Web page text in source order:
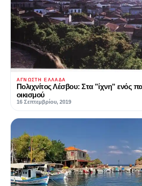
ΆΓΝΩΣΤΗ ΕΛΛΆΔΑ
Πολιχνίτος Λέσβου: Στα ”ίχνη” ενός
οικισμού
16 Σεπτεμβρίου, 2019